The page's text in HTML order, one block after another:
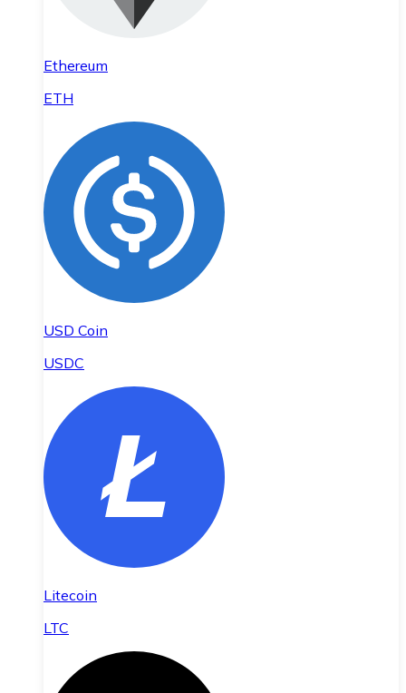
Ethereum
ETH
USD Coin
USDC
Litecoin
LTC